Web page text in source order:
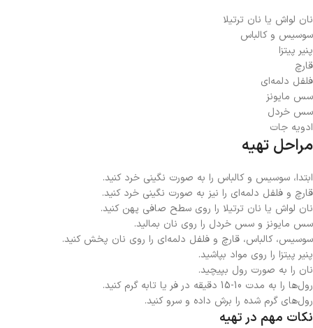
نان لواش یا نان ترتیلا
سوسیس و کالباس
پنیر پیتزا
قارچ
فلفل دلمه‌ای
سس مایونز
سس خردل
ادویه جات
مراحل تهیه
ابتدا، سوسیس و کالباس را به صورت نگینی خرد کنید.
قارچ و فلفل دلمه‌ای را نیز به صورت نگینی خرد کنید.
نان لواش یا نان ترتیلا را روی سطح صافی پهن کنید.
سس مایونز و سس خردل را روی نان بمالید.
سوسیس، کالباس، قارچ و فلفل دلمه‌ای را روی نان پخش کنید.
پنیر پیتزا را روی مواد بپاشید.
نان را به صورت رول بپیچید.
رول‌ها را به مدت 10-15 دقیقه در فر یا تابه گرم کنید.
رول‌های گرم شده را برش داده و سرو کنید.
نکات مهم در تهیه